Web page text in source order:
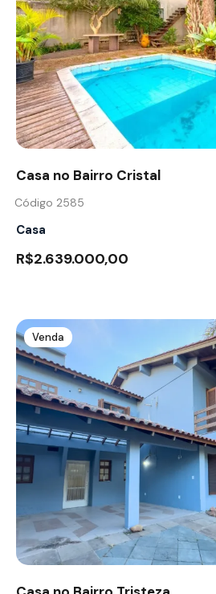
Casa no Bairro Cristal
Código 2585
Casa
R$2.639.000,00
Venda